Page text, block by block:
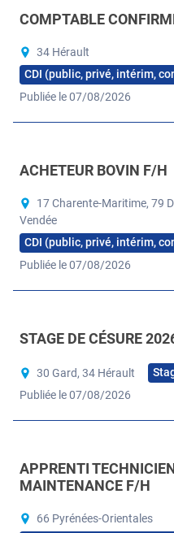
COMPTABLE
34 Hérault
CDI (public, privé, intérim,
Publiée le 07/08/2026
ACHETEUR BOVIN F/H
17 Charente-Maritime, 79
Vendée
CDI (public, privé, intérim,
Publiée le 07/08/2026
STAGE DE CÉSURE
30 Gard, 34 Hérault
Publiée le 07/08/2026
APPRENTI
MAINTENANCE F/H
66 Pyrénées-Orientales